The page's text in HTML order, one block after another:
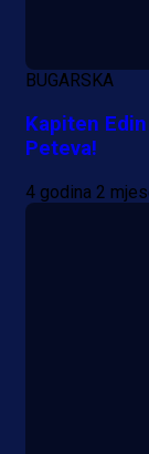
1 dan 19 h
BUGARSKA
Kapiten
Peteva!
4 godina 2